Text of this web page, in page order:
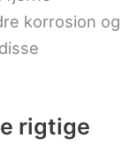
korrosion og
rigtige